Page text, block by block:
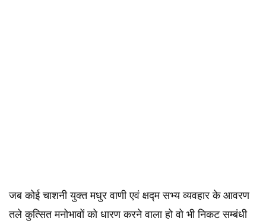
जब कोई चाशनी युक्त मधुर वाणी एवं क्षद्म सभ्य व्यवहार के आवरण
तले कुत्सित मनोभावों को धारण करने वाला हो वो भी निकट सम्बंधी